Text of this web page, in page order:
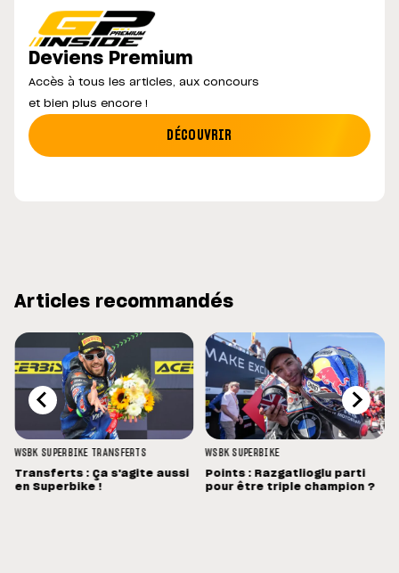
Deviens Premium
Accès à tous les articles, aux concours
et bien plus encore !
DÉCOUVRIR
Articles recommandés
WSBK SUPERBIKE TRANSFERTS
Transferts : Ça s'agite aussi
en Superbike !
WSBK SUPERBIKE
Points : Razgatlioglu parti
pour être triple champion ?